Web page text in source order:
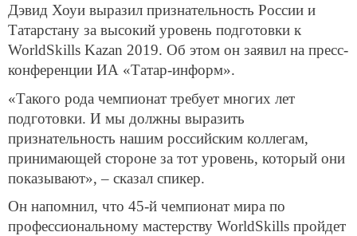
Дэвид Хоуи выразил признательность России и
Татарстану за высокий уровень подготовки к
WorldSkills Kazan 2019. Об этом он заявил на пресс-
конференции ИА «Татар-информ».
«Такого рода чемпионат требует многих лет
подготовки. И мы должны выразить
признательность нашим российским коллегам,
принимающей стороне за тот уровень, который они
показывают», – сказал спикер.
Он напомнил, что 45-й чемпионат мира по
профессиональному мастерству WorldSkills пройдет